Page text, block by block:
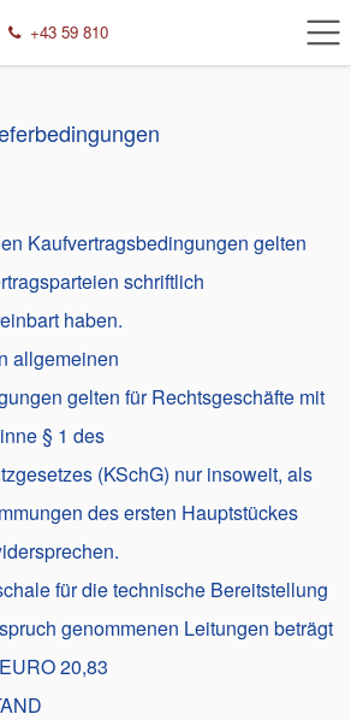
+43 59 810​
Kaufvertragsbedingungen gelten
schriftlich
haben.
allgemeinen
gelten für Rechtsgeschäfte mit
§ 1 des
(KSchG) nur insoweit, als
des ersten Hauptstückes
für die technische Bereitstellung
genommenen Leitungen beträgt
20,83